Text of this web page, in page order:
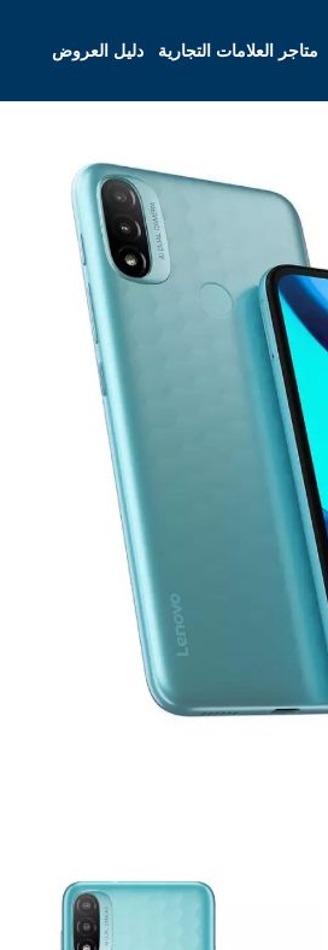
متاجر العلامات التجارية دليل العروض